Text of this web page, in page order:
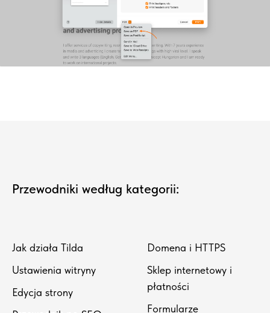
Przewodniki według kategorii:
Jak działa Tilda
Ustawienia witryny
Edycja strony
Domena i HTTPS
Sklep internetowy i
płatności
Formularze